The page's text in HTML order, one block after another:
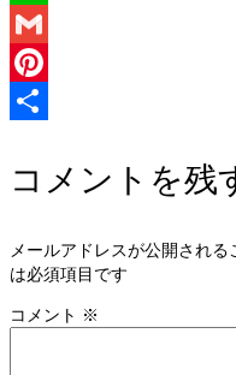
Line
Gmail
Pinterest
有
コメントを残
メールアドレスが公開される
は必須項目です
コメント ※